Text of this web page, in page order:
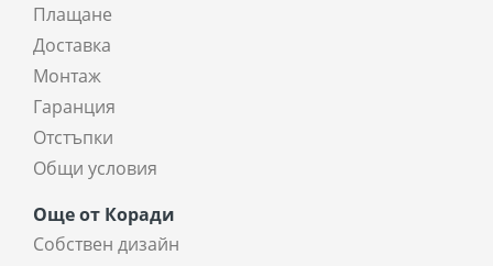
Плащане
Доставка
Монтаж
Гаранция
Отстъпки
Общи условия
Още от Коради
Собствен дизайн